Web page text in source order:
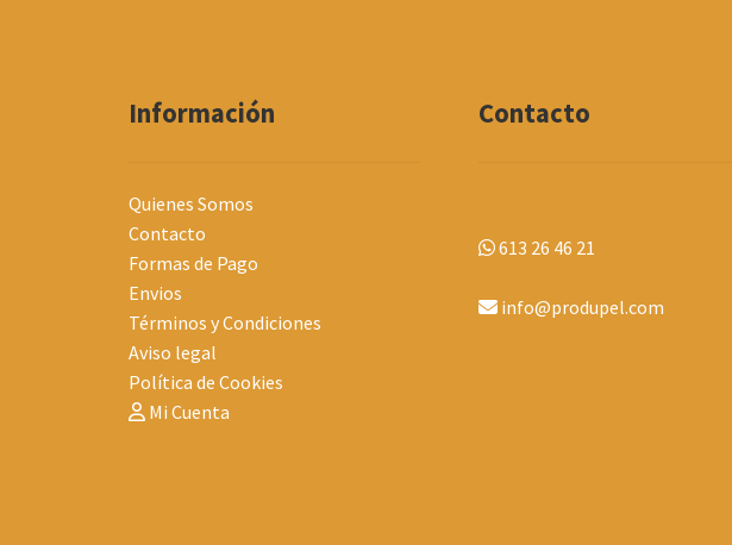
Información
Quienes Somos
Contacto
Formas de Pago
Envios
Términos y Condiciones
Aviso legal
Política de Cookies
Mi Cuenta
Contacto
613 26 46 21
info@produpel.com